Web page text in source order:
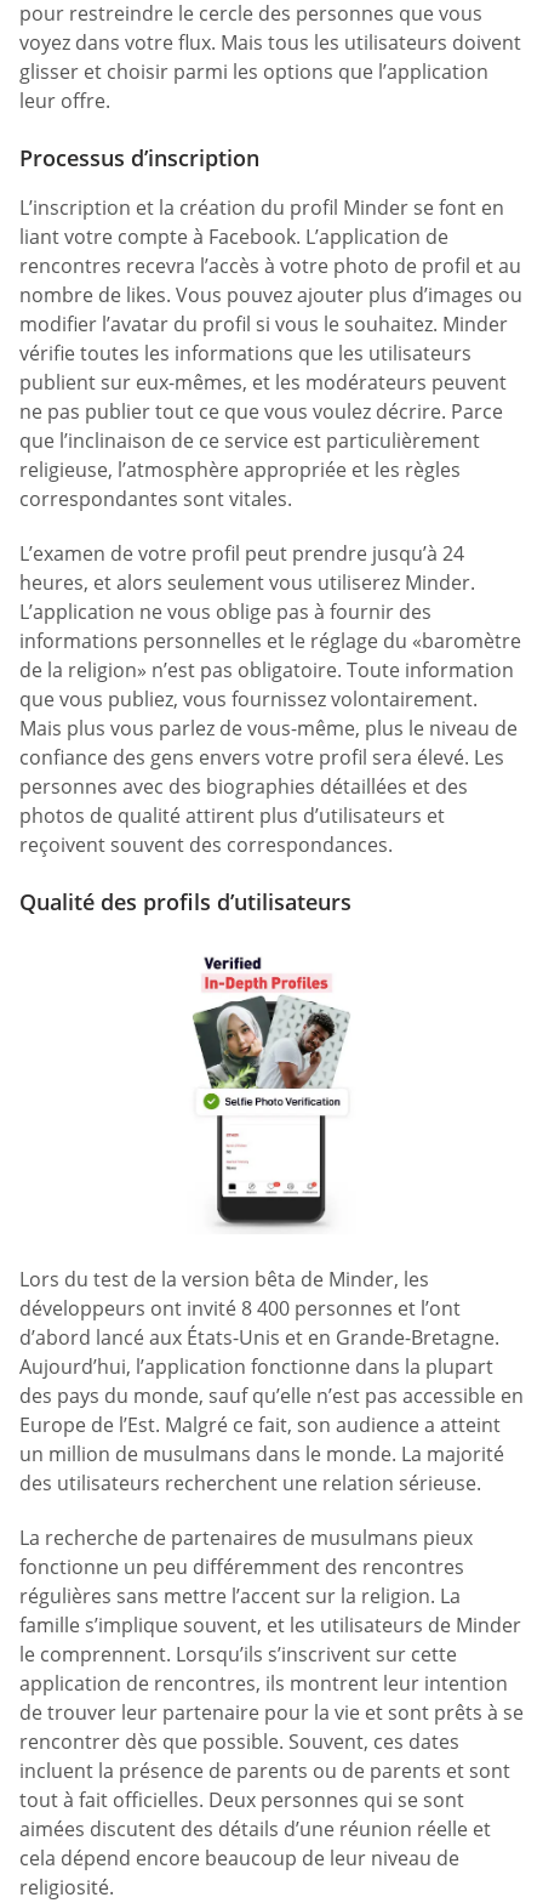
pour restreindre le cercle des personnes que vous
voyez dans votre flux. Mais tous les utilisateurs doivent
glisser et choisir parmi les options que l’application
leur offre.
Processus d’inscription
L’inscription et la création du profil Minder se font en
liant votre compte à Facebook. L’application de
rencontres recevra l’accès à votre photo de profil et au
nombre de likes. Vous pouvez ajouter plus d’images ou
modifier l’avatar du profil si vous le souhaitez. Minder
vérifie toutes les informations que les utilisateurs
publient sur eux-mêmes, et les modérateurs peuvent
ne pas publier tout ce que vous voulez décrire. Parce
que l’inclinaison de ce service est particulièrement
religieuse, l’atmosphère appropriée et les règles
correspondantes sont vitales.
L’examen de votre profil peut prendre jusqu’à 24
heures, et alors seulement vous utiliserez Minder.
L’application ne vous oblige pas à fournir des
informations personnelles et le réglage du «baromètre
de la religion» n’est pas obligatoire. Toute information
que vous publiez, vous fournissez volontairement.
Mais plus vous parlez de vous-même, plus le niveau de
confiance des gens envers votre profil sera élevé. Les
personnes avec des biographies détaillées et des
photos de qualité attirent plus d’utilisateurs et
reçoivent souvent des correspondances.
Qualité des profils d’utilisateurs
Lors du test de la version bêta de Minder, les
développeurs ont invité 8 400 personnes et l’ont
d’abord lancé aux États-Unis et en Grande-Bretagne.
Aujourd’hui, l’application fonctionne dans la plupart
des pays du monde, sauf qu’elle n’est pas accessible en
Europe de l’Est. Malgré ce fait, son audience a atteint
un million de musulmans dans le monde. La majorité
des utilisateurs recherchent une relation sérieuse.
La recherche de partenaires de musulmans pieux
fonctionne un peu différemment des rencontres
régulières sans mettre l’accent sur la religion. La
famille s’implique souvent, et les utilisateurs de Minder
le comprennent. Lorsqu’ils s’inscrivent sur cette
application de rencontres, ils montrent leur intention
de trouver leur partenaire pour la vie et sont prêts à se
rencontrer dès que possible. Souvent, ces dates
incluent la présence de parents ou de parents et sont
tout à fait officielles. Deux personnes qui se sont
aimées discutent des détails d’une réunion réelle et
cela dépend encore beaucoup de leur niveau de
religiosité.